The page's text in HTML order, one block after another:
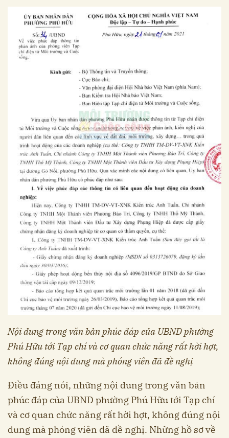
Nội dung trong văn bản phúc đáp của UBND phường
Phú Hữu tới Tạp chí và cơ quan chức năng rất hời hợt,
không đúng nội dung mà phóng viên đã đề nghị
Điều đáng nói, những nội dung trong văn bản
phúc đáp của UBND phường Phú Hữu tới Tạp chí
và cơ quan chức năng rất hời hợt, không đúng nội
dung mà phóng viên đã đề nghị. Những hồ sơ về